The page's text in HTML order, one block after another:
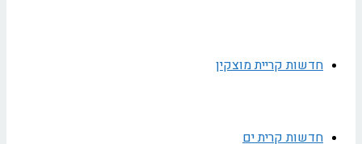
חדשות קריית מוצקין
חדשות קרית ים